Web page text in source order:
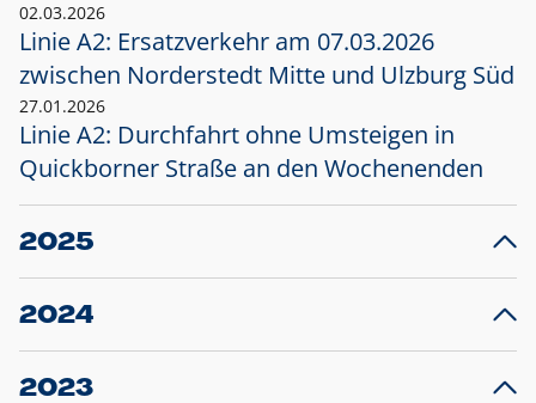
02.03.2026
Linie A2: Ersatzverkehr am 07.03.2026
zwischen Norderstedt Mitte und Ulzburg Süd
27.01.2026
Linie A2: Durchfahrt ohne Umsteigen in
Quickborner Straße an den Wochenenden
2025
23.12.2025
Projekt S5: Start der Bauarbeiten am
2024
10.12.2024
Großprojekt S5: Sperrung der Bahnstraße in
2023